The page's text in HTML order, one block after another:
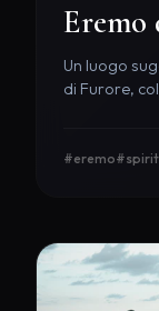
Eremo
Un luogo
di Furore,
#eremo